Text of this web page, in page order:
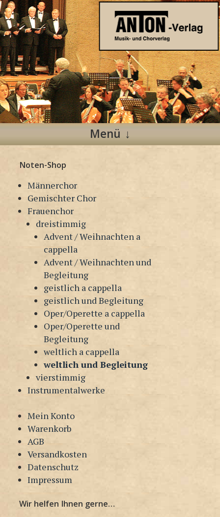
Anton Verlag
Musik- und Chorverlag
Menü
Inhalt
springen
Noten-Shop
Männerchor
Gemischter Chor
Frauenchor
dreistimmig
Advent / Weihnachten a
cappella
Advent / Weihnachten und
Begleitung
geistlich a cappella
geistlich und Begleitung
Oper/Operette a cappella
Oper/Operette und
Begleitung
weltlich a cappella
weltlich und Begleitung
vierstimmig
Instrumentalwerke
Mein Konto
Warenkorb
AGB
Versandkosten
Datenschutz
Impressum
Wir helfen Ihnen gerne…